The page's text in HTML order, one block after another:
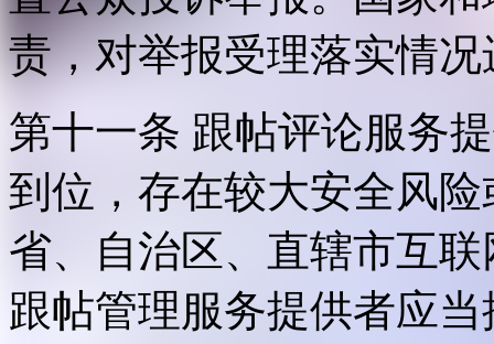
责，对举报受理落实情
第十一条 跟帖评论服务
到位，存在较大安全风
省、自治区、直辖市互
跟帖管理服务提供者应